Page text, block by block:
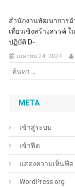
สำนักงานพัฒนาการอำ
เที่ยวเชิงสร้างสรรค์
ปฏิบัติ D-
เมษายน 24, 2024
META
เข้าสู่ระบบ
เข้าฟีด
แสดงความเห็นฟีด
WordPress.org